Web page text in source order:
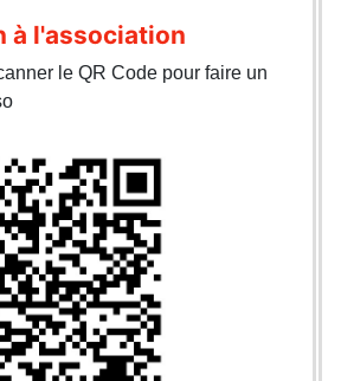
à l'association
le QR Code pour faire un